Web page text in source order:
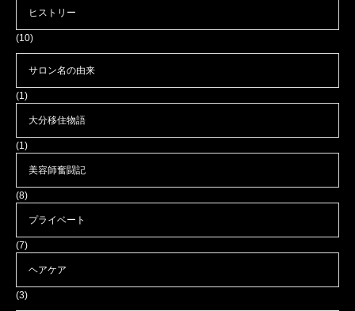
ヒストリー
(10)
サロン名の由来
(1)
大分移住物語
(1)
美容師奮闘記
(8)
プライベート
(7)
ヘアケア
(3)